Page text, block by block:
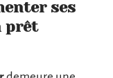
ses
prêt